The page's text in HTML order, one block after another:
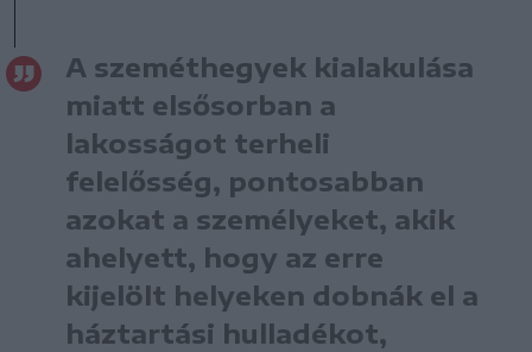
A szeméthegyek kialakulása
miatt elsősorban a
lakosságot terheli
felelősség, pontosabban
azokat a személyeket, akik
ahelyett, hogy az erre
kijelölt helyeken dobnák el a
háztartási hulladékot,